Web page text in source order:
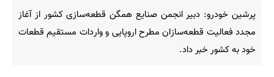
پرشین خودرو: دبیر انجمن صنایع همگن قطعه‌سازی کشور از آغاز
مجدد فعالیت قطعه‌سازان مطرح اروپایی و واردات مستقیم قطعات
خود به کشور خبر داد.